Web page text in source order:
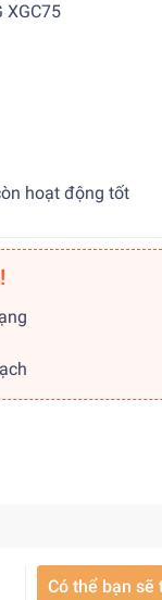
XGC75
hoạt động tốt
Có thể bạn sẽ